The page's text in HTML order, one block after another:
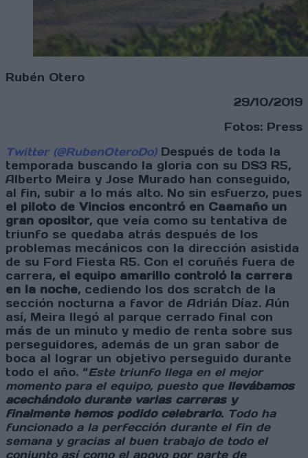
Rubén Otero
29/10/2019
Fotos: Press
Twitter (@RubenOteroDo)Después de toda la
temporada buscando la gloria con su DS3 R5,
Alberto Meira y Jose Murado han conseguido,
al fin, subir a lo más alto. No sin esfuerzo, pues
el piloto de Vincios encontró en Caamaño un
gran opositor, que veía como su tentativa de
triunfo se quedaba atrás después de los
problemas mecánicos con la dirección asistida
de su Ford Fiesta R5. Con el coruñés fuera de
carrera, el equipo amarillo controló la carrera
en la noche, cediendo los dos scratch de la
sección nocturna a favor de Adrián Díaz. Aún
así, Meira llegó al parque cerrado final con
más de un minuto y medio de renta sobre sus
perseguidores, además de un gran sabor de
boca al lograr un objetivo perseguido durante
todo el año. “Este triunfo llega en el mejor
momento para el equipo, puesto que llevábamos
acechándolo durante varias carreras y
finalmente hemos podido celebrarlo. Todo ha
funcionado a la perfección durante el fin de
semana y gracias al buen trabajo de todo el
conjunto así como el apoyo por parte de